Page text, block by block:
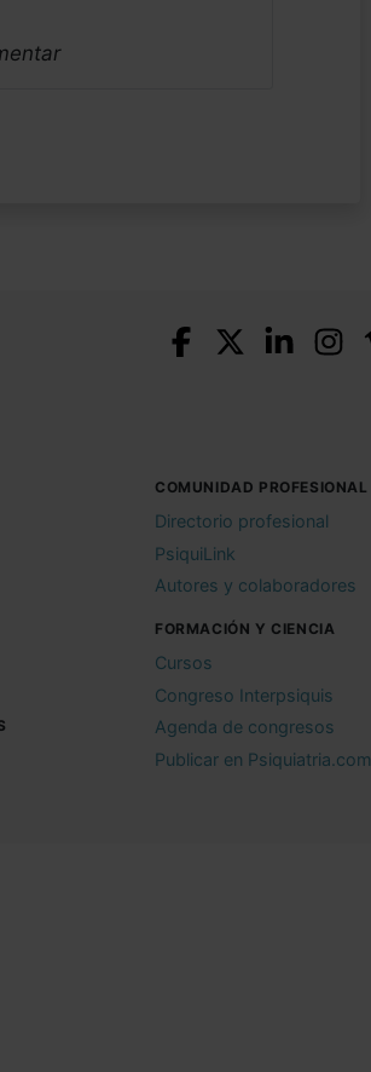
COMUNIDAD PROFESIONAL
Directorio profesional
PsiquiLink
Autores y colaboradores
FORMACIÓN Y CIENCIA
Cursos
Congreso Interpsiquis
Agenda de congresos
Publicar en Psiquiatria.com